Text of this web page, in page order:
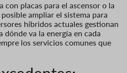
con placas para el ascensor o la
ampliar el sistema para
híbridos actuales gestionan
va la energía en cada
los servicios comunes que